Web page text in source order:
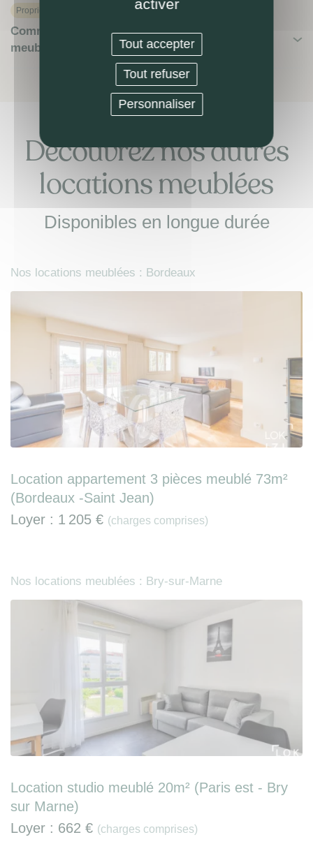
Proprietaire
Comment revendre ou investir en location
meublée (LMNP ou autre) ?
Découvrez nos autres
locations meublées
Disponibles en longue durée
Nos locations meublées : Bordeaux
Location appartement 3 pièces meublé 73m²
(Bordeaux -Saint Jean)
Loyer : 1 205 € (charges comprises)
Nos locations meublées : Bry-sur-Marne
Location studio meublé 20m² (Paris est - Bry
sur Marne)
Loyer : 662 € (charges comprises)
activer
Tout accepter
Tout refuser
Personnaliser